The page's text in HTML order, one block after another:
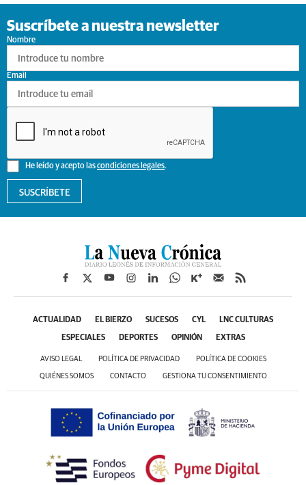
Suscríbete a nuestra newsletter
Nombre
He leído y acepto lascondiciones legales.
Email
SUSCRÍBETE
ACTUALIDAD EL BIERZO SUCESOS CYL LNC CULTURAS
ESPECIALES DEPORTES OPINIÓN EXTRAS
AVISO LEGAL POLÍTICA DE PRIVACIDAD POLÍTICA DE COOKIES
QUIÉNES SOMOS CONTACTO GESTIONA TU CONSENTIMIENTO